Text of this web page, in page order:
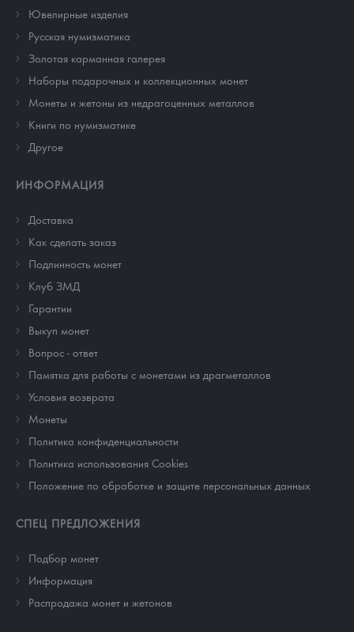
Ювелирные изделия
Русская нумизматика
Золотая карманная галерея
Наборы подарочных и коллекционных монет
Монеты и жетоны из недрагоценных металлов
Книги по нумизматике
Другое
ИНФОРМАЦИЯ
Доставка
Как сделать заказ
Подлинность монет
Клуб ЗМД
Гарантии
Выкуп монет
Вопрос - ответ
Памятка для работы с монетами из драгметаллов
Условия возврата
Монеты
Политика конфиденциальности
Политика использования Cookies
Положение по обработке и защите персональных данных
СПЕЦ ПРЕДЛОЖЕНИЯ
Подбор монет
Информация
Распродажа монет и жетонов